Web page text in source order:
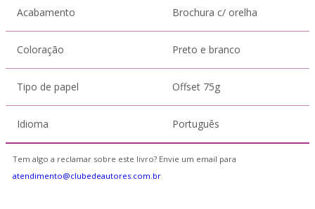
Acabamento Brochura c/ orelha
Coloração Preto e branco
Tipo de papel Offset 75g
Idioma Português
Tem algo a reclamar sobre este livro? Envie um email para
atendimento@clubedeautores.com.br